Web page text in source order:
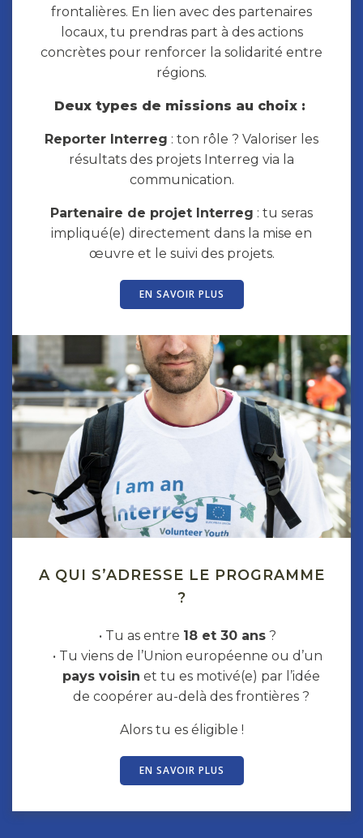
frontalières. En lien avec des partenaires
locaux, tu prendras part à des actions
concrètes pour renforcer la solidarité entre
régions.
Deux types de missions au choix :
Reporter Interreg : ton rôle ? Valoriser les
résultats des projets Interreg via la
communication.
Partenaire de projet Interreg : tu seras
impliqué(e) directement dans la mise en
œuvre et le suivi des projets.
EN SAVOIR PLUS
A QUI S’ADRESSE LE PROGRAMME
?
Tu as entre 18 et 30 ans ?
Tu viens de l’Union européenne ou d’un
pays voisin et tu es motivé(e) par l’idée
de coopérer au-delà des frontières ?
Alors tu es éligible !
EN SAVOIR PLUS